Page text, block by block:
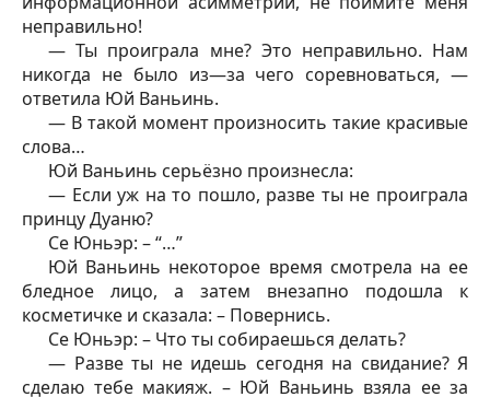
неправильно!
— Ты проиграла мне? Это неправильно. Нам
никогда не было из—за чего соревноваться, —
ответила Юй Ваньинь.
— В такой момент произносить такие красивые
слова…
Юй Ваньинь серьёзно произнесла:
— Если уж на то пошло, разве ты не проиграла
принцу Дуаню?
Се Юньэр: – “…”
Юй Ваньинь некоторое время смотрела на ее
бледное лицо, а затем внезапно подошла к
косметичке и сказала: – Повернись.
Се Юньэр: – Что ты собираешься делать?
— Разве ты не идешь сегодня на свидание? Я
сделаю тебе макияж. – Юй Ваньинь взяла ее за